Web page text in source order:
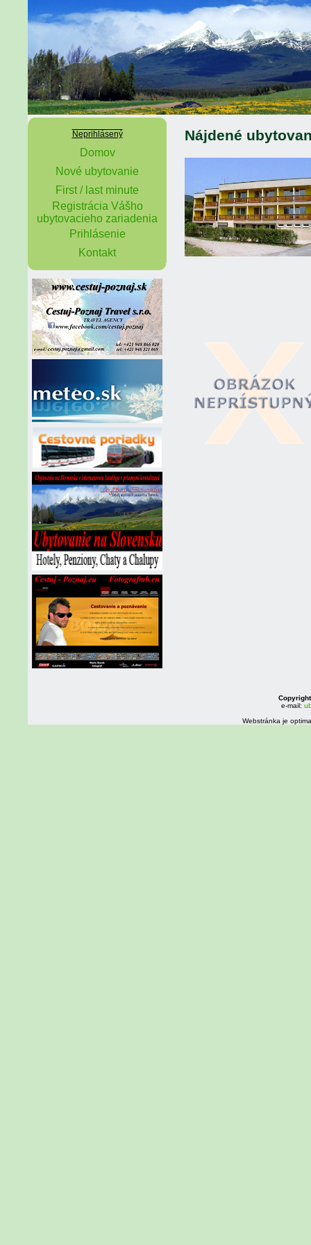
Neprihlásený
Domov
Nové ubytovanie
First / last minute
Registrácia Vášho
ubytovacieho zariadenia
Prihlásenie
Kontakt
Nájdené
e-mail:
Webstránka je